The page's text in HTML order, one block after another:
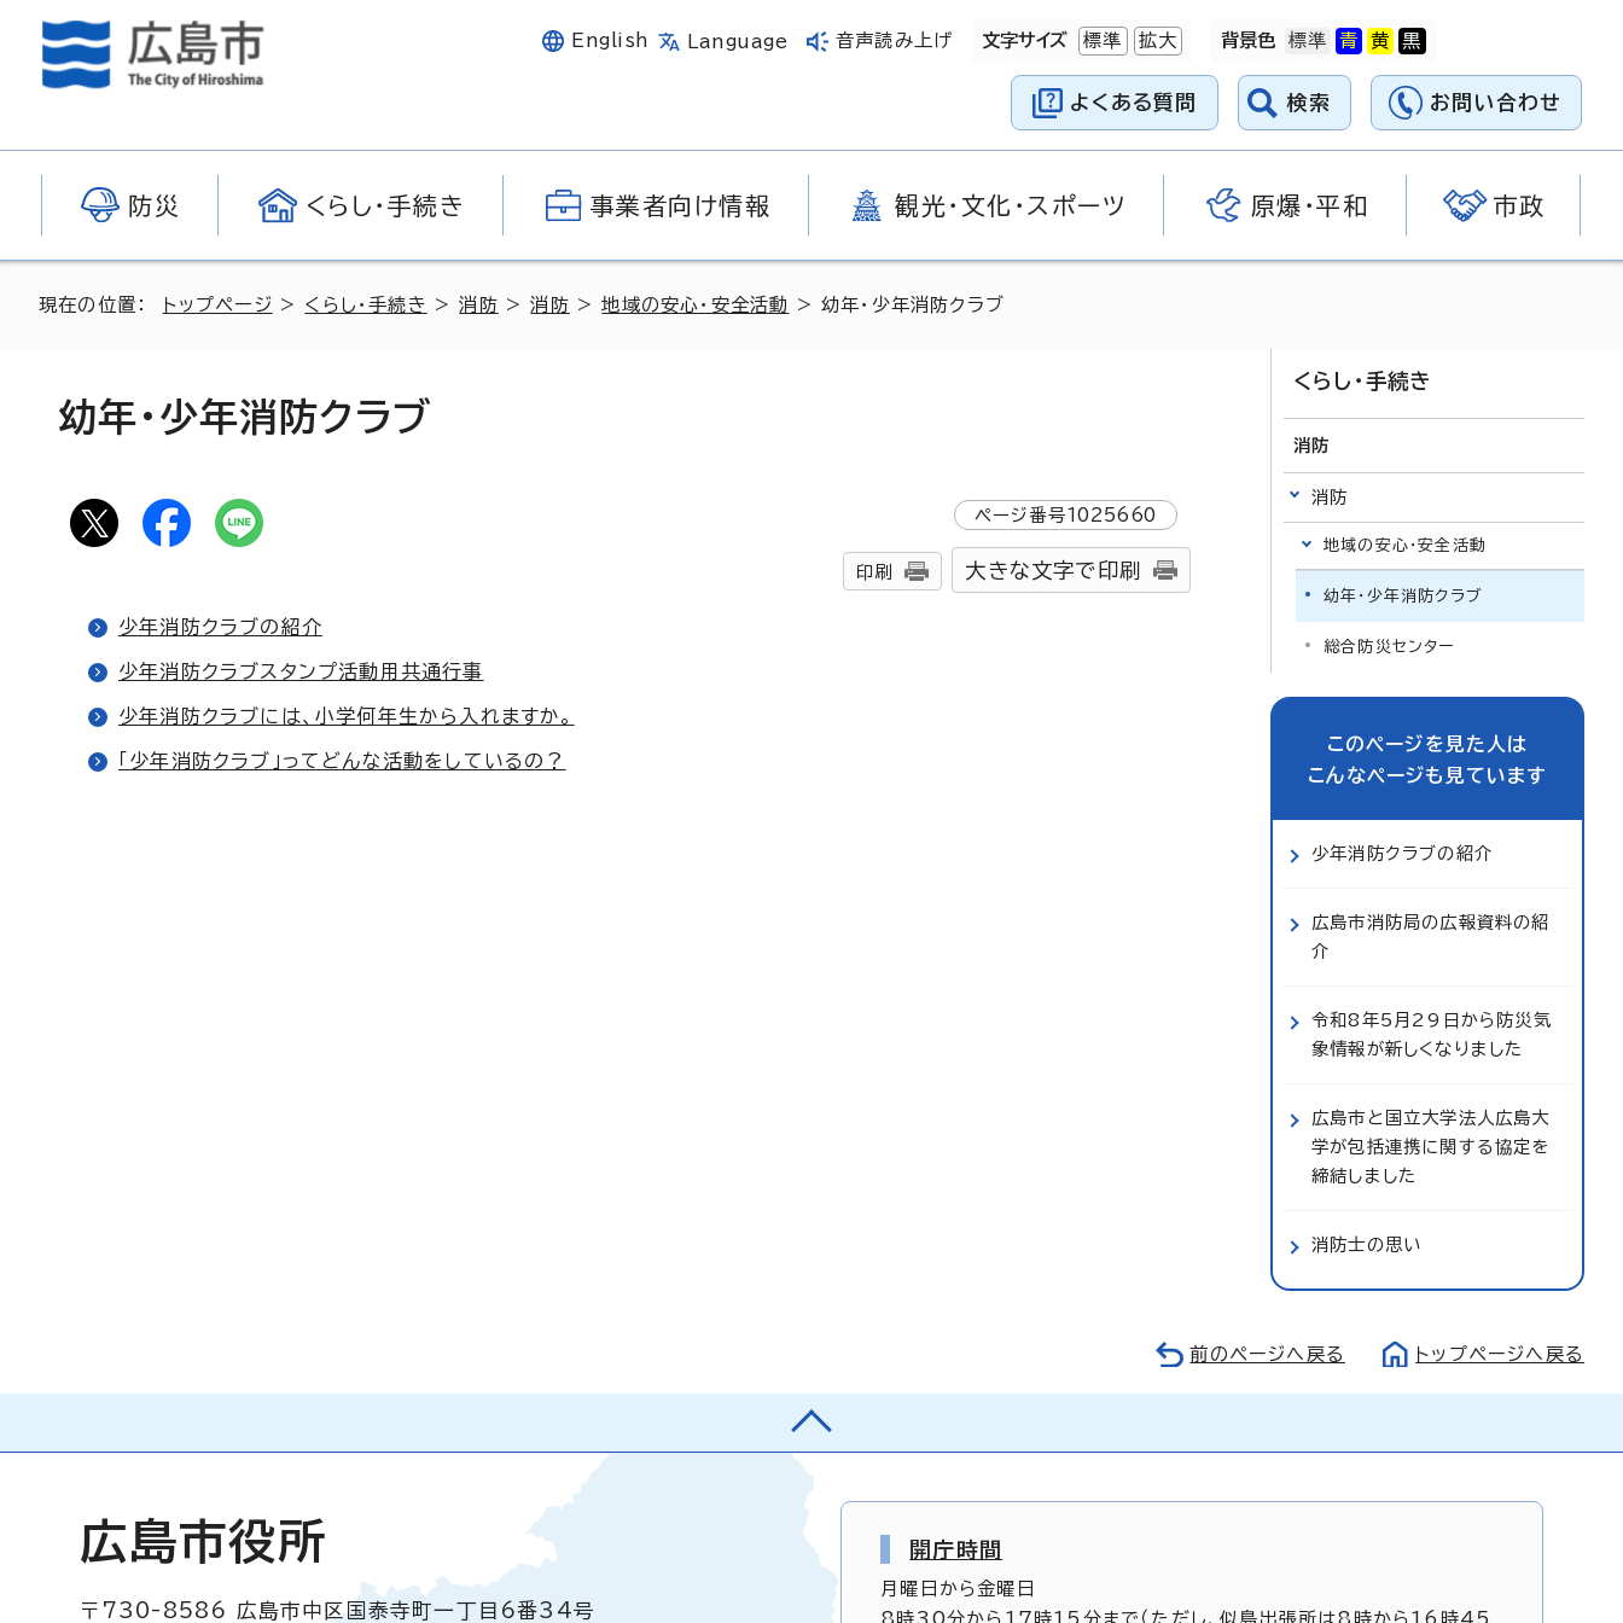
English Language 音声読み上げ 文字サイズ 標準 拡大 背景色
よくある質問 検索 お問い合わせ
防災 くらし・手続き 事業者向け情報 観光・文化・スポーツ 原爆・平和 市政
現在の位置： トップページ > くらし・手続き >消防 >消防 >地域の安心・安全活動 > 幼年・少年消防クラブ
幼年・少年消防クラブ
ページ番号1025660
印刷 大きな文字で印刷
少年消防クラブの紹介
少年消防クラブスタンプ活動用共通行事
少年消防クラブには、小学何年生から入れますか。
「少年消防クラブ」ってどんな活動をしているの？
くらし・手続き
消防
消防
地域の安心・安全活動
幼年・少年消防クラブ
総合防災センター
このページを見た人は
こんなページも見ています
少年消防クラブの紹介
広島市消防局の広報資料の紹
介
令和8年5月29日から防災気
象情報が新しくなりました
広島市と国立大学法人広島大
学が包括連携に関する協定を
締結しました
消防士の思い
前のページへ戻る トップページへ戻る
広島市役所
〒730-8586 広島市中区国泰寺町一丁目6番34号
開庁時間
月曜日から金曜日
8時30分から17時15分まで（ただし、似島出張所は8時から16時45